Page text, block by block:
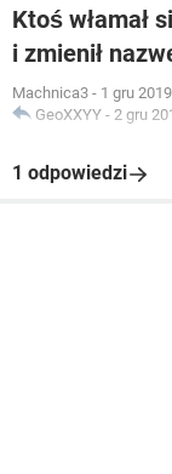
Ktoś włamał
i zmienił
Machnica3 - 1 gru
GeoXXYY - 2 gru
1 odpowiedzi